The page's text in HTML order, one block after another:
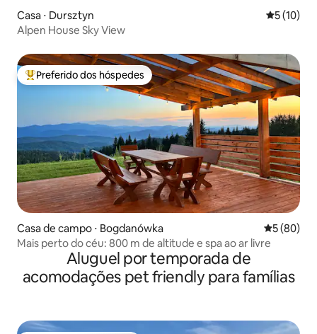
Casa ⋅ Dursztyn 5 de uma
5 (10)
Alpen House Sky View
Entre os melhores preferidos dos hóspedes
Preferido dos hóspedes
Casa de campo ⋅ Bogdanówka 5 de uma
5 (80)
Mais perto do céu: 800 m de altitude e spa ao ar livre
Aluguel por temporada de
acomodações pet friendly para famílias